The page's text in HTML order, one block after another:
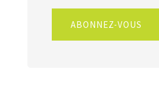
ABONNEZ-VOUS